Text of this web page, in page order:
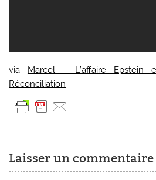
via Marcel – L’affaire
Réconciliation
Laisser un commentaire